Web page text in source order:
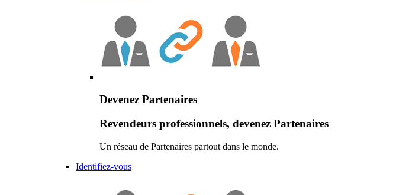
Devenez Partenaires
Revendeurs professionnels, devenez Partenaires
Un réseau de Partenaires partout dans le monde.
Identifiez-vous